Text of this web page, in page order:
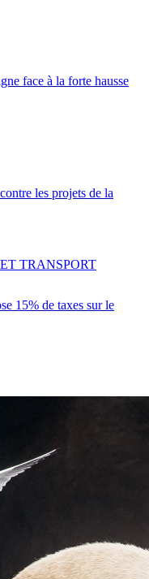
face à la forte hausse
les projets de la
15% de taxes sur le
TRANSPORT